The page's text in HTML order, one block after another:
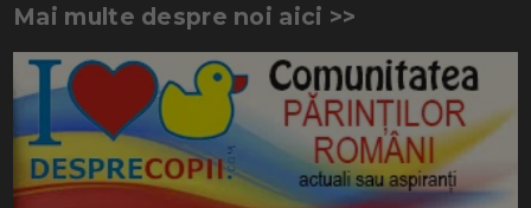
Mai multe despre noi aici >>